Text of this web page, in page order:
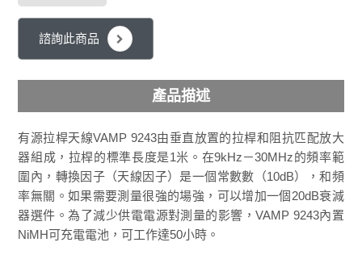
諮詢此商品
產品描述
有源拉桿天線VAMP 9243由垂直放置的拉桿和阻抗匹配放大
器組成，拉桿的標準長度是1米。在9kHz－30MHz的頻率範
圍內，轉換因子（天線因子）是一個常數數（10dB），和頻
率無關。如果需要測量很強的場強，可以增加一個20dB衰減
器選件。為了減少供電電源對測量的影響，VAMP 9243內置
NiMH可充電電池，可工作達50小時。